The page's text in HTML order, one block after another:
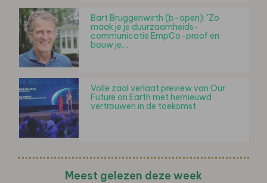
Bart Bruggenwirth (b-open): 'Zo
maak je je duurzaamheids-
communicatie EmpCo-proof en
bouw je…
Volle zaal verlaat preview van Our
Future on Earth met hernieuwd
vertrouwen in de toekomst
Meest gelezen deze week